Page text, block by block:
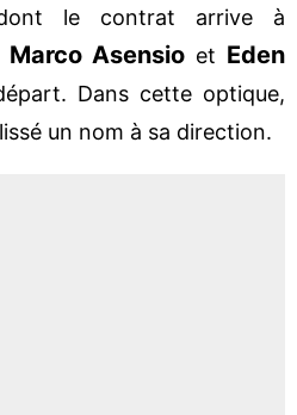
le contrat arrive à
Marco Asensio et Eden
Dans cette optique,
un nom à sa direction.